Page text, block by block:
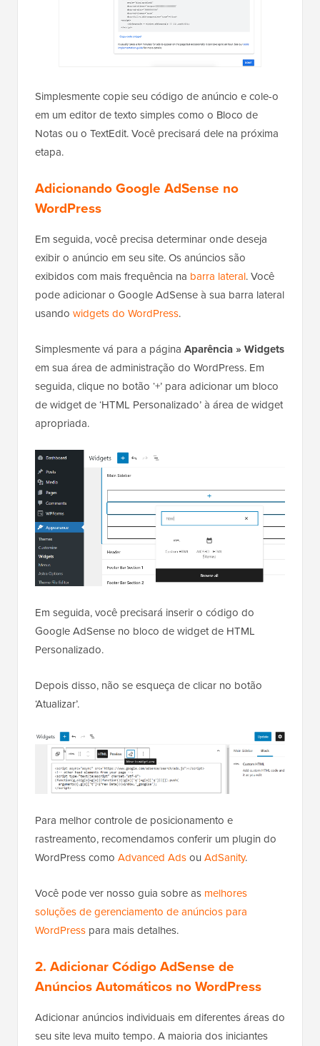
Simplesmente copie seu código de anúncio e cole-o
em um editor de texto simples como o Bloco de
Notas ou o TextEdit. Você precisará dele na próxima
etapa.
Adicionando Google AdSense no
WordPress
Em seguida, você precisa determinar onde deseja
exibir o anúncio em seu site. Os anúncios são
exibidos com mais frequência na barra lateral. Você
pode adicionar o Google AdSense à sua barra lateral
usando widgets do WordPress.
Simplesmente vá para a página Aparência » Widgets
em sua área de administração do WordPress. Em
seguida, clique no botão ‘+’ para adicionar um bloco
de widget de ‘HTML Personalizado’ à área de widget
apropriada.
Em seguida, você precisará inserir o código do
Google AdSense no bloco de widget de HTML
Personalizado.
Depois disso, não se esqueça de clicar no botão
‘Atualizar’.
Para melhor controle de posicionamento e
rastreamento, recomendamos conferir um plugin do
WordPress como Advanced Adsou AdSanity.
Você pode ver nosso guia sobre as melhores
soluções de gerenciamento de anúncios para
WordPress para mais detalhes.
2. Adicionar Código AdSense de
Anúncios Automáticos no WordPress
Adicionar anúncios individuais em diferentes áreas do
seu site leva muito tempo. A maioria dos iniciantes